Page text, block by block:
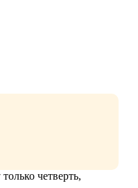
четверть,